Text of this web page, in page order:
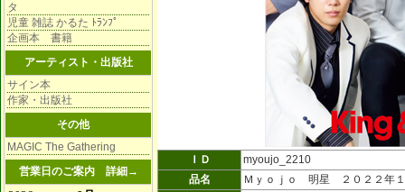
タ
児童 雑誌 かるた ﾄﾗﾝﾌﾟ
企画本 書籍
アーティスト・出版社
サイン本
作家・出版社
その他
MAGIC The Gathering
営業日のご案内 詳細→
ＩＤ
myoujo_2210
品名
Ｍｙｏｊｏ 明星 ２０２２年